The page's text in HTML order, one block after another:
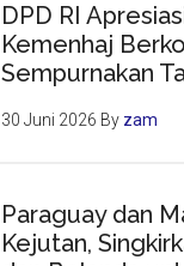
DPD RI
Kemenhaj
Sempurnakan
30 Juni 2026 By zam
Paraguay dan
Kejutan,